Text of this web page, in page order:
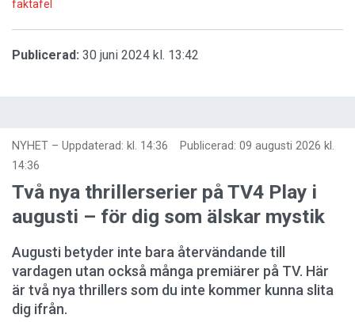
faktafel
Publicerad: 30 juni 2024 kl. 13:42
NYHET – Uppdaterad: kl. 14:36 Publicerad: 09 augusti 2026 kl.
14:36
Två nya thrillerserier på TV4 Play i
augusti – för dig som älskar mystik
Augusti betyder inte bara återvändande till
vardagen utan också många premiärer på TV. Här
är två nya thrillers som du inte kommer kunna slita
dig ifrån.